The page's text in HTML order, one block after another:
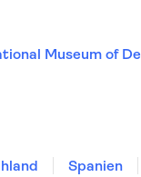
Museum of
Spanien